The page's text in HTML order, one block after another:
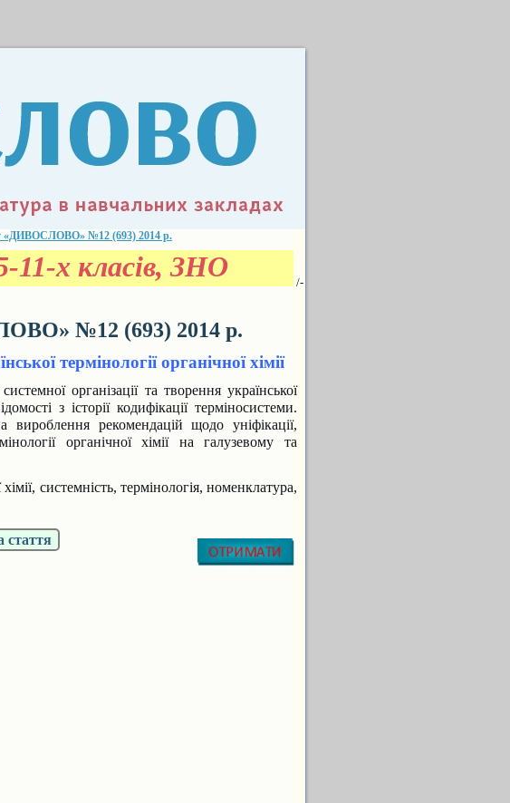
«ДИВОСЛОВО» №12 (693) 2014 р.
11-х класів, ЗНО
/-
№12 (693) 2014 р.
термінології органічної хімії
організації та творення української
з історії кодифікації терміносистеми.
вироблення рекомендацій щодо уніфікації,
органічної хімії на галузевому та
системність, термінологія, номенклатура,
стаття